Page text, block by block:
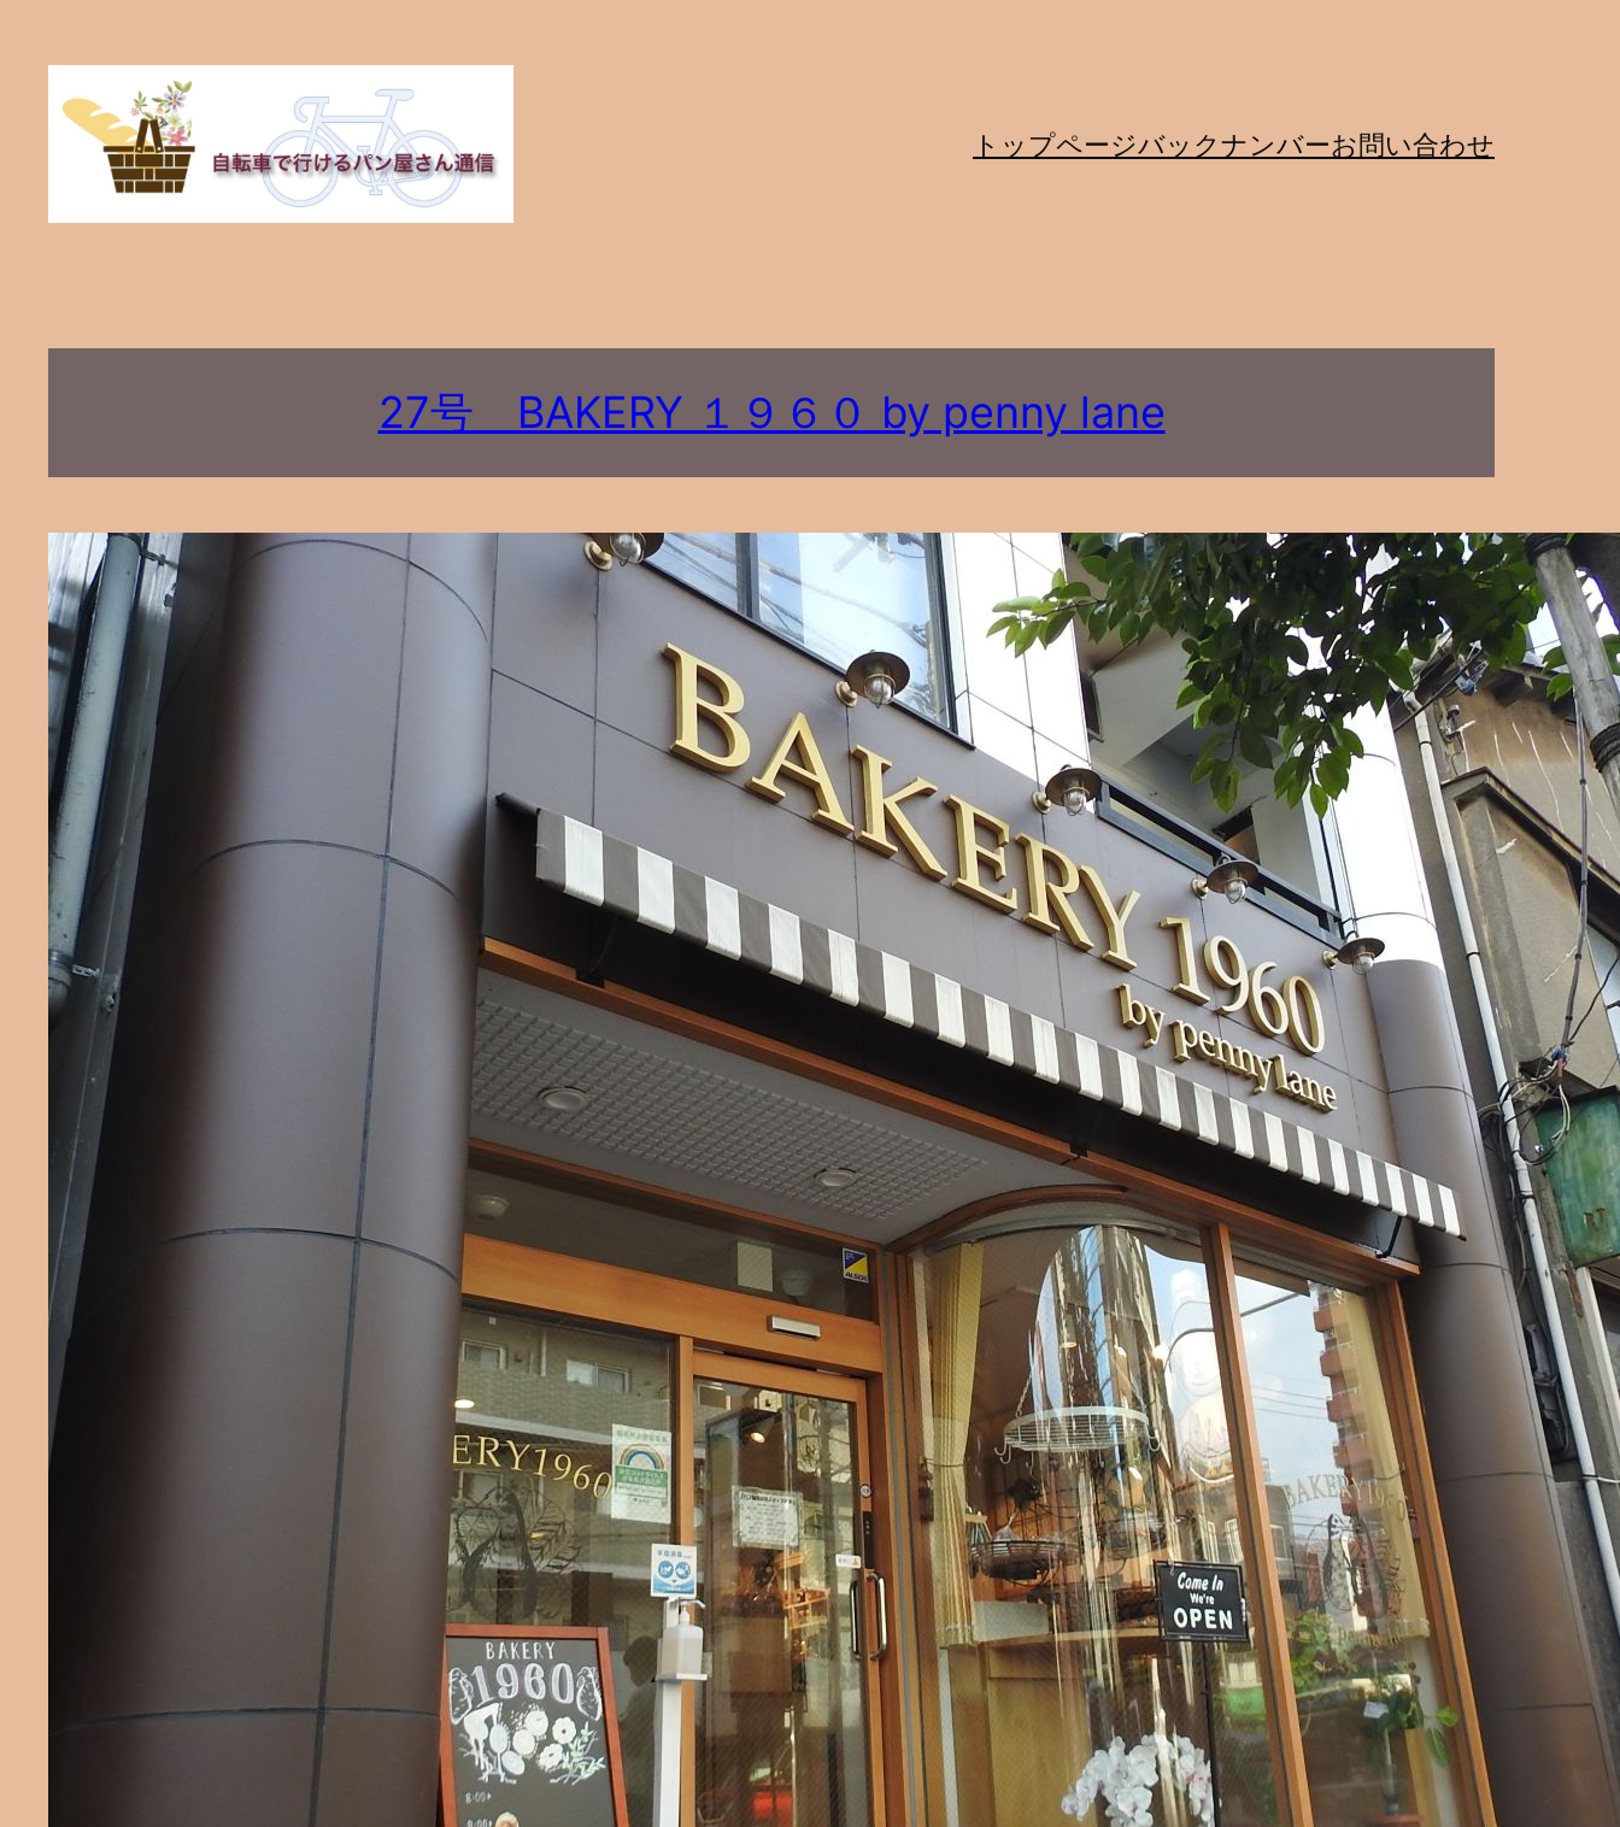
トップページバックナンバーお問い合わせ
27号 BAKERY １９６０ by penny lane